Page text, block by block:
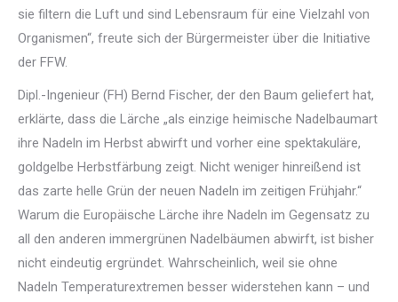
sie filtern die Luft und sind Lebensraum für eine Vielzahl von
Organismen“, freute sich der Bürgermeister über die Initiative
der FFW.
Dipl.-Ingenieur (FH) Bernd Fischer, der den Baum geliefert hat,
erklärte, dass die Lärche „als einzige heimische Nadelbaumart
ihre Nadeln im Herbst abwirft und vorher eine spektakuläre,
goldgelbe Herbstfärbung zeigt. Nicht weniger hinreißend ist
das zarte helle Grün der neuen Nadeln im zeitigen Frühjahr.“
Warum die Europäische Lärche ihre Nadeln im Gegensatz zu
all den anderen immergrünen Nadelbäumen abwirft, ist bisher
nicht eindeutig ergründet. Wahrscheinlich, weil sie ohne
Nadeln Temperaturextremen besser widerstehen kann – und